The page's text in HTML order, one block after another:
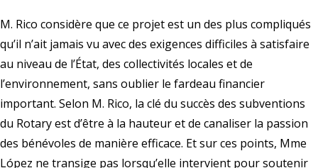
M. Rico considère que ce projet est un des plus compliqués
qu’il n’ait jamais vu avec des exigences difficiles à satisfaire
au niveau de l’État, des collectivités locales et de
l’environnement, sans oublier le fardeau financier
important. Selon M. Rico, la clé du succès des subventions
du Rotary est d’être à la hauteur et de canaliser la passion
des bénévoles de manière efficace. Et sur ces points, Mme
López ne transige pas lorsqu’elle intervient pour soutenir